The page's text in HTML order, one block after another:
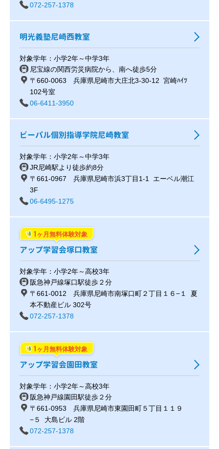
072-257-1378
明光義塾尼崎西教室
対象学年：小学2年～中学3年
尼宝線の関西労災病院から、南へ徒歩5分
〒660-0063 兵庫県尼崎市大庄北3-30-12 宮崎ﾊｲﾂ
102号室
06-6411-3950
ビーパル個別指導学院尼崎教室
対象学年：小学2年～中学3年
JR尼崎駅より徒歩約8分
〒661-0967 兵庫県尼崎市浜3丁目1-1 エーベル潮江
3F
06-6495-1275
1 ヶ月無料体験対象
アップ学習会塚口教室
対象学年：小学2年～高校3年
阪急神戸線塚口駅徒歩２分
〒661-0012 兵庫県尼崎市南塚口町２丁目１６−１ 夏
本不動産ビル 302号
072-257-1378
1 ヶ月無料体験対象
アップ学習会園田教室
対象学年：小学2年～高校3年
阪急神戸線園田駅徒歩２分
〒661-0953 兵庫県尼崎市東園田町５丁目１１９
−５ 大島ビル 2階
072-257-1378